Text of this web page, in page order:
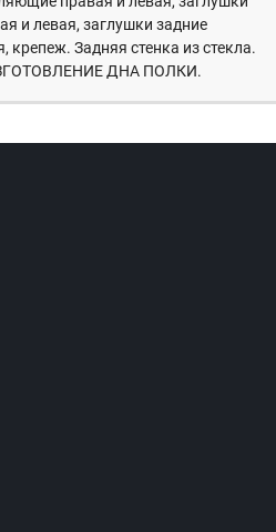
и левая, заглушки задние
крепеж. Задняя стенка из стекла.
ДНА ПОЛКИ.